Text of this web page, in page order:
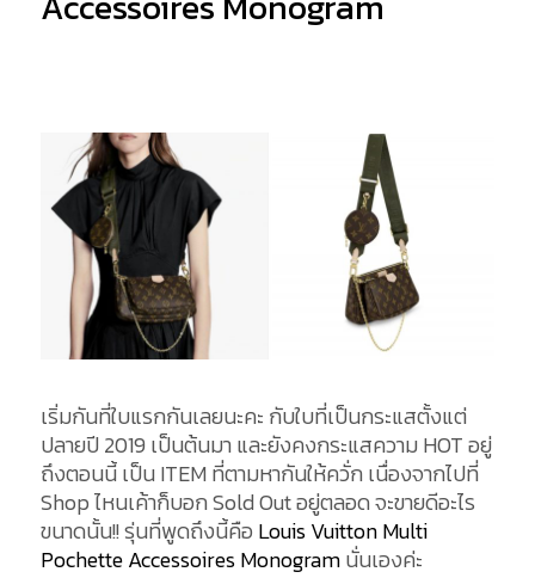
เริ่มกันที่ใบแรกกันเลยนะคะ กับใบที่เป็นกระแสตั้งแต่
ปลายปี 2019 เป็นต้นมา และยังคงกระแสความ HOT อยู่
ถึงตอนนี้ เป็น ITEM ที่ตามหากันให้ควั่ก เนื่องจากไปที่
Shop ไหนเค้าก็บอก Sold Out อยู่ตลอด จะขายดีอะไร
ขนาดนั้น!! รุ่นที่พูดถึงนี้คือ Louis Vuitton Multi
Pochette Accessoires Monogramนั่นเองค่ะ